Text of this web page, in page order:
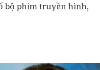
bộ phim truyền hình,